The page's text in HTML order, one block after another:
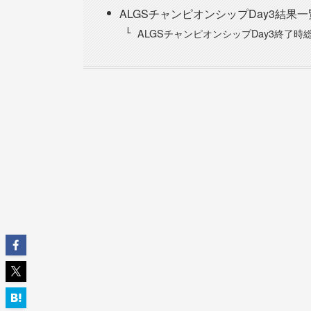
ALGSチャンピオンシップDay3結果一
ALGSチャンピオンシップDay3終了時